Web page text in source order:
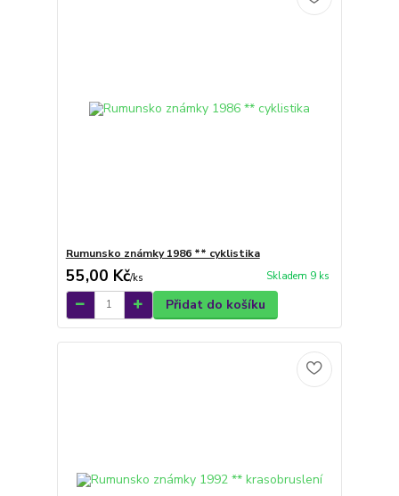
Rumunsko známky 1986 ** cyklistika
55,00 Kč/ks Skladem 9 ks
Přidat do košíku